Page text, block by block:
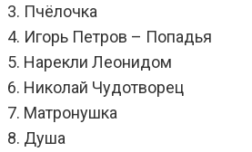
3. Пчёлочка
4. Игорь Петров – Попадья
5. Нарекли Леонидом
6. Николай Чудотворец
7. Матронушка
8. Душа